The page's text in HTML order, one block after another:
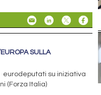
SULLA
eurodeputati su iniziativa
(Forza Italia)